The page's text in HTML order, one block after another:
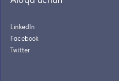
LinkedIn
Facebook
Twitter